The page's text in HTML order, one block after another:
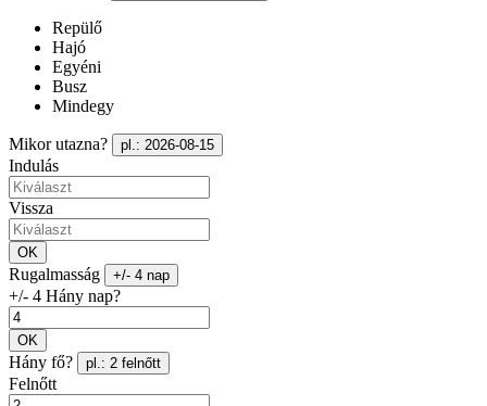
Repülő
Hajó
Egyéni
Busz
Mindegy
Mikor utazna? pl.: 2026-08-15
Indulás
Vissza
OK
Rugalmasság +/- 4 nap
+/- 4 Hány nap?
OK
Hány fő? pl.: 2 felnőtt
Felnőtt